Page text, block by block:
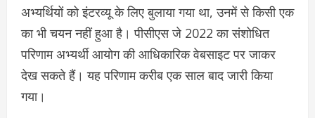
अभ्यर्थियों को इंटरव्यू के लिए बुलाया गया था, उनमें से किसी एक
का भी चयन नहीं हुआ है। पीसीएस जे 2022 का संशोधित
परिणाम अभ्यर्थी आयोग की आधिकारिक वेबसाइट पर जाकर
देख सकते हैं। यह परिणाम करीब एक साल बाद जारी किया
गया।